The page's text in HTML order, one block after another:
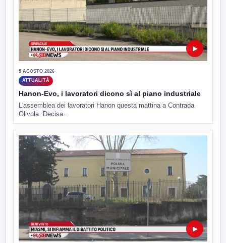
▶
5 AGOSTO 2026
ATTUALITÀ
Hanon-Evo, i lavoratori dicono sì al piano industriale
L'assemblea dei lavoratori Hanon questa mattina a Contrada
Olivola. Decisa...
▶